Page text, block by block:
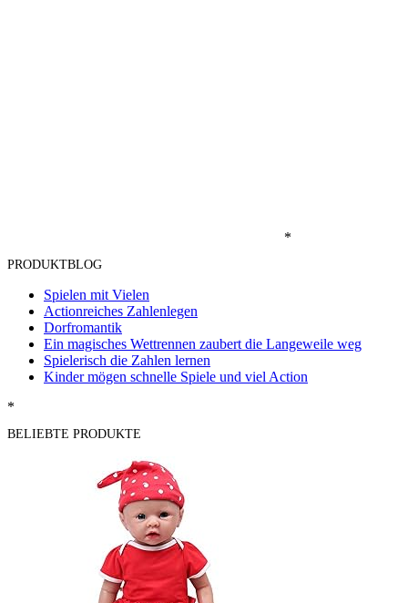
*
PRODUKTBLOG
Spielen mit Vielen
Actionreiches Zahlenlegen
Dorfromantik
Ein magisches Wettrennen zaubert die Langeweile weg
Spielerisch die Zahlen lernen
Kinder mögen schnelle Spiele und viel Action
*
BELIEBTE PRODUKTE